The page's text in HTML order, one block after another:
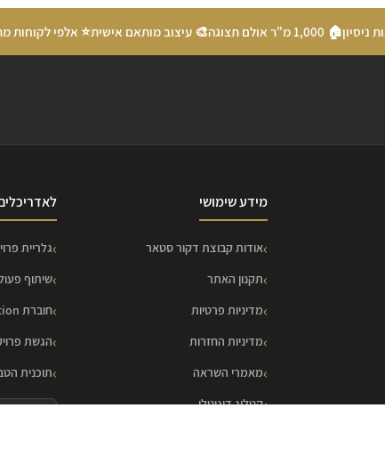
🏠 1,000 מ"ר אולם תצוגה 🎨 עיצוב מותאם אישית⭐ אלפי לקוחות
מידע שימושי
אודות קבוצת דקור סטאר
תקנון האתר
מדיניות פרטיות
מדיניות החזרות
מאמרי השראה
קטלוג דיגיטלי
גלריית
שיתוף
חוברת HOME Collection
הגשת
תוכנית